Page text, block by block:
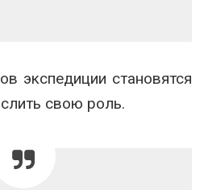
экспедиции становятся
свою роль.